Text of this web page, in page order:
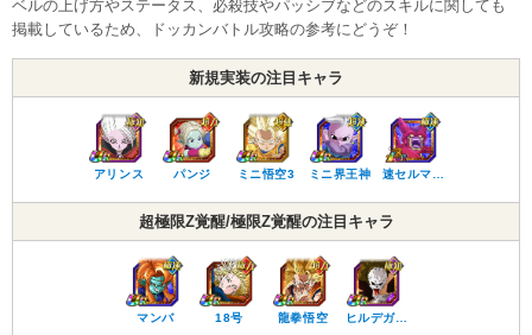
ベルの上げ方やステータス、必殺技やパッシブなどのスキルに関しても
掲載しているため、ドッカンバトル攻略の参考にどうぞ！
新規実装の注目キャラ
アリンス パンジ ミニ悟空3 ミニ界王神 速セルマ…
超極限Z覚醒/極限Z覚醒の注目キャラ
マンバ 18号 龍拳悟空 ヒルデガ…